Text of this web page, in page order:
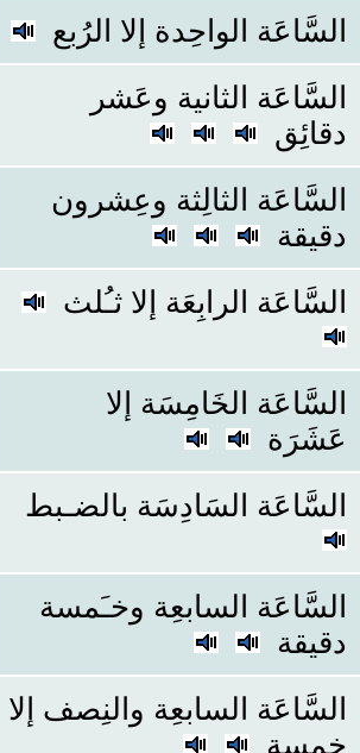
السَّاعَة الواحِدة إلا الرُبع
السَّاعَة الثانية وعَشر
دقائِق
السَّاعَة الثالِثة وعِشرون
دقيقة
السَّاعَة الرابِعَة إلا ثـُلث
السَّاعَة الخَامِسَة إلا
عَشَرَة
السَّاعَة السَادِسَة بالضـبط
السَّاعَة السابعِة وخـَمسة
دقيقة
السَّاعَة السابعِة والنِصف إلا
خمسة